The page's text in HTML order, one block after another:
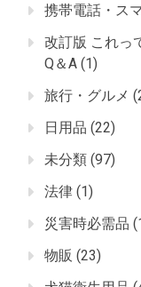
携帯電話・ス
改訂版 これっ
Q＆A (1)
旅行・グルメ
日用品 (22)
未分類 (97)
法律 (1)
災害時必需品
物販 (23)